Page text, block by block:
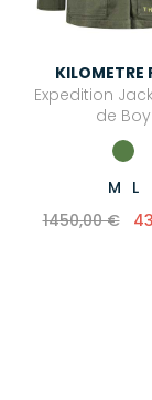
Stone Paris
Xirena
Zimmermann
KILOMETRE
Expedition
de Boy
M L
1450,00 €